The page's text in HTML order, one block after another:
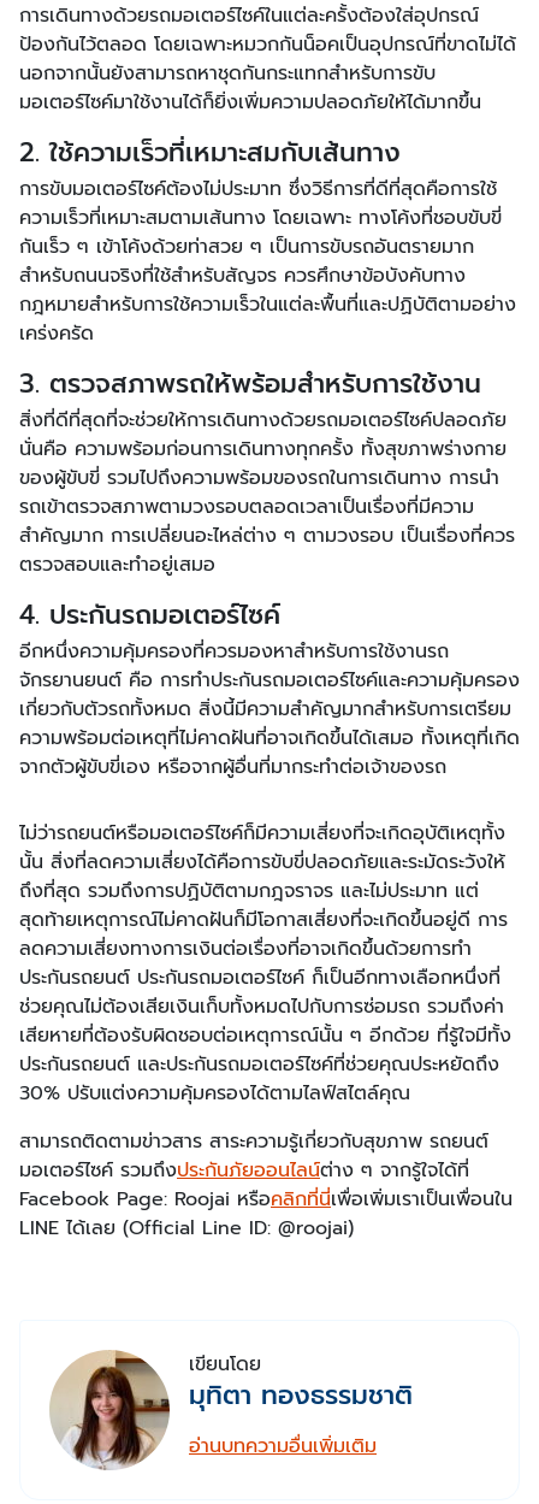
การเดินทางด้วยรถมอเตอร์ไซค์ในแต่ละครั้งต้องใส่อุปกรณ์
ป้องกันไว้ตลอด โดยเฉพาะหมวกกันน็อคเป็นอุปกรณ์ที่ขาดไม่ได้
นอกจากนั้นยังสามารถหาชุดกันกระแทกสำหรับการขับ
มอเตอร์ไซค์มาใช้งานได้ก็ยิ่งเพิ่มความปลอดภัยให้ได้มากขึ้น
2. ใช้ความเร็วที่เหมาะสมกับเส้นทาง
การขับมอเตอร์ไซค์ต้องไม่ประมาท ซึ่งวิธีการที่ดีที่สุดคือการใช้
ความเร็วที่เหมาะสมตามเส้นทาง โดยเฉพาะ ทางโค้งที่ชอบขับขี่
กันเร็ว ๆ เข้าโค้งด้วยท่าสวย ๆ เป็นการขับรถอันตรายมาก
สำหรับถนนจริงที่ใช้สำหรับสัญจร ควรศึกษาข้อบังคับทาง
กฎหมายสำหรับการใช้ความเร็วในแต่ละพื้นที่และปฏิบัติตามอย่าง
เคร่งครัด
3. ตรวจสภาพรถให้พร้อมสำหรับการใช้งาน
สิ่งที่ดีที่สุดที่จะช่วยให้การเดินทางด้วยรถมอเตอร์ไซค์ปลอดภัย
นั่นคือ ความพร้อมก่อนการเดินทางทุกครั้ง ทั้งสุขภาพร่างกาย
ของผู้ขับขี่ รวมไปถึงความพร้อมของรถในการเดินทาง การนำ
รถเข้าตรวจสภาพตามวงรอบตลอดเวลาเป็นเรื่องที่มีความ
สำคัญมาก การเปลี่ยนอะไหล่ต่าง ๆ ตามวงรอบ เป็นเรื่องที่ควร
ตรวจสอบและทำอยู่เสมอ
4. ประกันรถมอเตอร์ไซค์
อีกหนึ่งความคุ้มครองที่ควรมองหาสำหรับการใช้งานรถ
จักรยานยนต์ คือ การทำประกันรถมอเตอร์ไซค์และความคุ้มครอง
เกี่ยวกับตัวรถทั้งหมด สิ่งนี้มีความสำคัญมากสำหรับการเตรียม
ความพร้อมต่อเหตุที่ไม่คาดฝันที่อาจเกิดขึ้นได้เสมอ ทั้งเหตุที่เกิด
จากตัวผู้ขับขี่เอง หรือจากผู้อื่นที่มากระทำต่อเจ้าของรถ
ไม่ว่ารถยนต์หรือมอเตอร์ไซค์ก็มีความเสี่ยงที่จะเกิดอุบัติเหตุทั้ง
นั้น สิ่งที่ลดความเสี่ยงได้คือการขับขี่ปลอดภัยและระมัดระวังให้
ถึงที่สุด รวมถึงการปฏิบัติตามกฎจราจร และไม่ประมาท แต่
สุดท้ายเหตุการณ์ไม่คาดฝันก็มีโอกาสเสี่ยงที่จะเกิดขึ้นอยู่ดี การ
ลดความเสี่ยงทางการเงินต่อเรื่องที่อาจเกิดขึ้นด้วยการทำ
ประกันรถยนต์ ประกันรถมอเตอร์ไซค์ ก็เป็นอีกทางเลือกหนึ่งที่
ช่วยคุณไม่ต้องเสียเงินเก็บทั้งหมดไปกับการซ่อมรถ รวมถึงค่า
เสียหายที่ต้องรับผิดชอบต่อเหตุการณ์นั้น ๆ อีกด้วย ที่รู้ใจมีทั้ง
ประกันรถยนต์ และประกันรถมอเตอร์ไซค์ที่ช่วยคุณประหยัดถึง
30% ปรับแต่งความคุ้มครองได้ตามไลฟ์สไตล์คุณ
สามารถติดตามข่าวสาร สาระความรู้เกี่ยวกับสุขภาพ รถยนต์
มอเตอร์ไซค์ รวมถึงประกันภัยออนไลน์ต่าง ๆ จากรู้ใจได้ที่
Facebook Page: Roojai หรือคลิกที่นี่เพื่อเพิ่มเราเป็นเพื่อนใน
LINE ได้เลย (Official Line ID: @roojai)
เขียนโดย
มุทิตา ทองธรรมชาติ
อ่านบทความอื่นเพิ่มเติม